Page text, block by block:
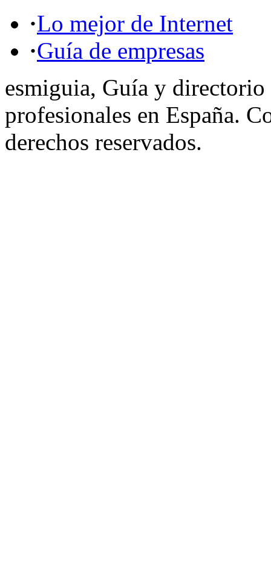
·Lo mejor de Internet
·Guía de empresas
esmiguia, Guía y directorio
profesionales en España.
derechos reservados.